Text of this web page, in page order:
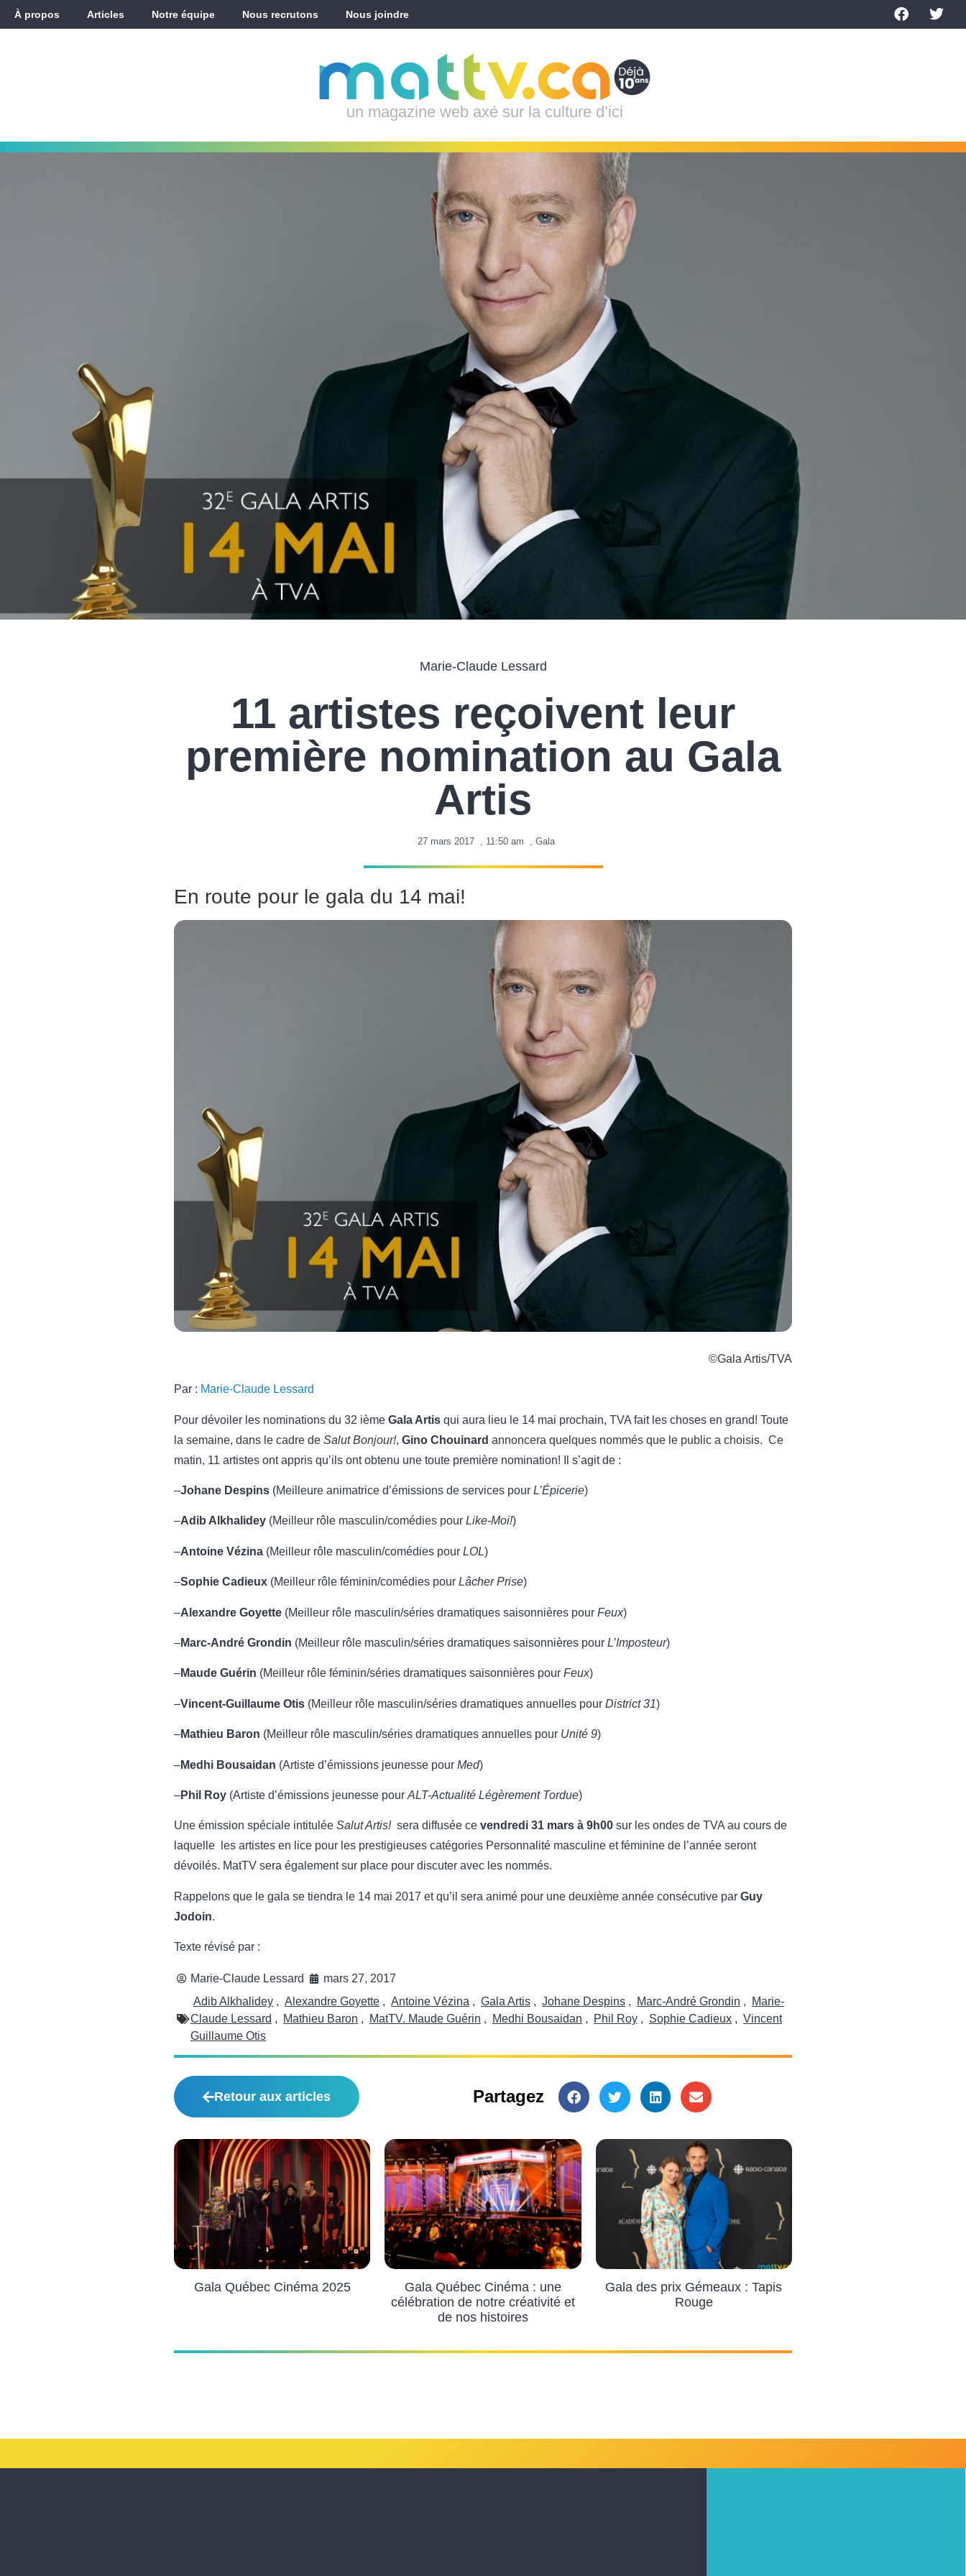
À propos Articles Notre équipe Nous recrutons Nous joindre
un magazine web axé sur la culture d’ici
Marie-Claude Lessard
11 artistes reçoivent leur
première nomination au Gala
Artis
27 mars 2017 , 11:50 am , Gala
En route pour le gala du 14 mai!
©Gala Artis/TVA
Par : Marie-Claude Lessard
Pour dévoiler les nominations du 32 ième Gala Artis qui aura lieu le 14 mai prochain, TVA fait les choses en grand! Toute
la semaine, dans le cadre de Salut Bonjour!, Gino Chouinard annoncera quelques nommés que le public a choisis. Ce
matin, 11 artistes ont appris qu’ils ont obtenu une toute première nomination! Il s’agit de :
–Johane Despins (Meilleure animatrice d’émissions de services pour L’Épicerie)
–Adib Alkhalidey (Meilleur rôle masculin/comédies pour Like-Moi!)
–Antoine Vézina (Meilleur rôle masculin/comédies pour LOL)
–Sophie Cadieux (Meilleur rôle féminin/comédies pour Lâcher Prise)
–Alexandre Goyette (Meilleur rôle masculin/séries dramatiques saisonnières pour Feux)
–Marc-André Grondin (Meilleur rôle masculin/séries dramatiques saisonnières pour L’Imposteur)
–Maude Guérin (Meilleur rôle féminin/séries dramatiques saisonnières pour Feux)
–Vincent-Guillaume Otis (Meilleur rôle masculin/séries dramatiques annuelles pour District 31)
–Mathieu Baron (Meilleur rôle masculin/séries dramatiques annuelles pour Unité 9)
–Medhi Bousaidan (Artiste d’émissions jeunesse pour Med)
–Phil Roy (Artiste d’émissions jeunesse pour ALT-Actualité Légèrement Tordue)
Une émission spéciale intitulée Salut Artis!sera diffusée ce vendredi 31 mars à 9h00 sur les ondes de TVA au cours de
laquelle les artistes en lice pour les prestigieuses catégories Personnalité masculine et féminine de l’année seront
dévoilés. MatTV sera également sur place pour discuter avec les nommés.
Rappelons que le gala se tiendra le 14 mai 2017 et qu’il sera animé pour une deuxième année consécutive par Guy
Jodoin.
Texte révisé par :
Marie-Claude Lessard
mars 27, 2017
Adib Alkhalidey , Alexandre Goyette , Antoine Vézina , Gala Artis , Johane Despins , Marc-André Grondin ,
Marie-
Claude Lessard , Mathieu Baron , MatTV. Maude Guérin , Medhi Bousaidan , Phil Roy , Sophie Cadieux , Vincent
Guillaume Otis
Retour aux articles Partagez
Gala Québec Cinéma 2025
Gala Québec Cinéma : une
célébration de notre créativité et
de nos histoires
Gala des prix Gémeaux : Tapis
Rouge